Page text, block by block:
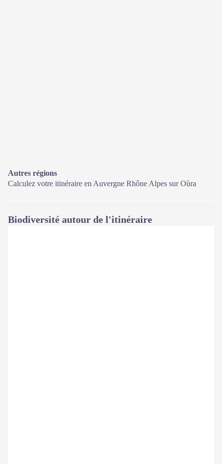
Autres régions
Calculez votre itinéraire en Auvergne Rhône Alpes surOùra
Biodiversité autour de l'itinéraire